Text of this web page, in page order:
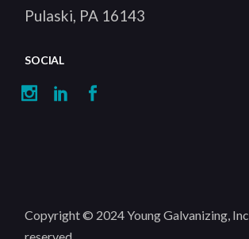
Pulaski, PA 16143
SOCIAL
Copyright © 2024Young Galvanizing, Inc.
reserved